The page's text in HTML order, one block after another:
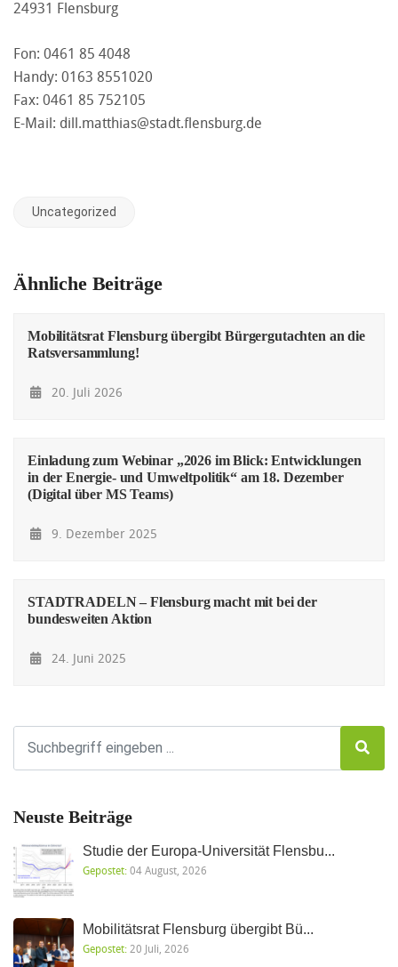
24931 Flensburg
Fon: 0461 85 4048
Handy: 0163 8551020
Fax: 0461 85 752105
E-Mail: dill.matthias@stadt.flensburg.de
Uncategorized
Ähnliche Beiträge
Mobilitätsrat Flensburg übergibt Bürgergutachten an die
Ratsversammlung!
20. Juli 2026
Einladung zum Webinar „2026 im Blick: Entwicklungen
in der Energie- und Umweltpolitik“ am 18. Dezember
(Digital über MS Teams)
9. Dezember 2025
STADTRADELN – Flensburg macht mit bei der
bundesweiten Aktion
24. Juni 2025
Neuste Beiträge
Studie der Europa-Universität Flensbu...
Gepostet:04 August, 2026
Mobilitätsrat Flensburg übergibt Bü...
Gepostet: 20 Juli, 2026